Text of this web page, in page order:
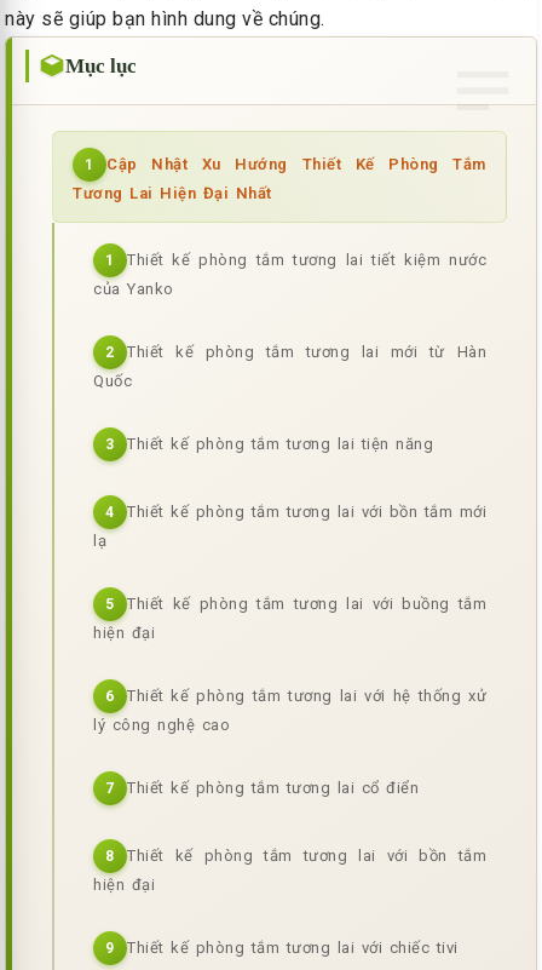
này sẽ giúp bạn hình dung về chúng.
Mục lục
1
Cập Nhật Xu Hướng Thiết Kế Phòng Tắm
Tương Lai Hiện Đại Nhất
1
Thiết kế phòng tắm tương lai tiết kiệm nước
của Yanko
2
Thiết kế phòng tắm tương lai mới từ Hàn
Quốc
3 Thiết kế phòng tắm tương lai tiện năng
4
Thiết kế phòng tắm tương lai với bồn tắm mới
lạ
5
Thiết kế phòng tắm tương lai với buồng tắm
hiện đại
6
Thiết kế phòng tắm tương lai với hệ thống xử
lý công nghệ cao
7 Thiết kế phòng tắm tương lai cổ điển
8
Thiết kế phòng tắm tương lai với bồn tắm
hiện đại
9 Thiết kế phòng tắm tương lai với chiếc tivi